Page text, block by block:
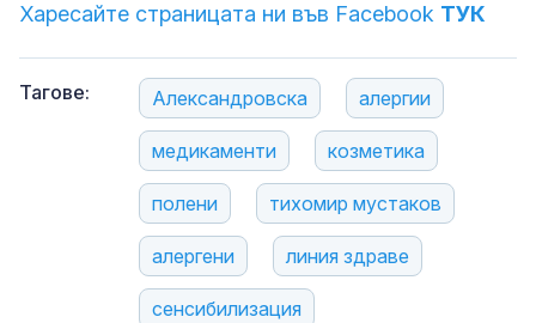
Харесайте страницата ни във Facebook ТУК
Тагове: Александровска алергии
медикаменти козметика
полени тихомир мустаков
алергени линия здраве
сенсибилизация